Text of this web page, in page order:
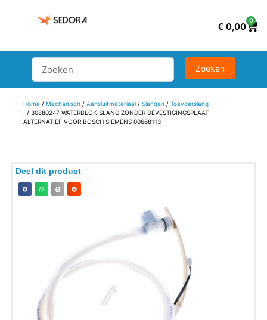
€ 0,00
0
Home/ Mechanisch/ Aansluitmateriaal/ Slangen / Toevoerslang
. / 30880247 WATERBLOK SLANG ZONDER BEVESTIGINGSPLAAT
ALTERNATIEF VOOR BOSCH SIEMENS 00668113
Deel dit product